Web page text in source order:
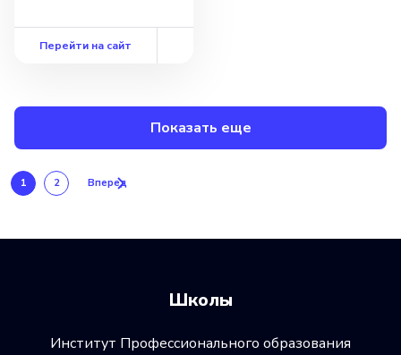
Перейти на сайт
Показать еще
1 2 Вперед
Школы
Институт Профессионального образования